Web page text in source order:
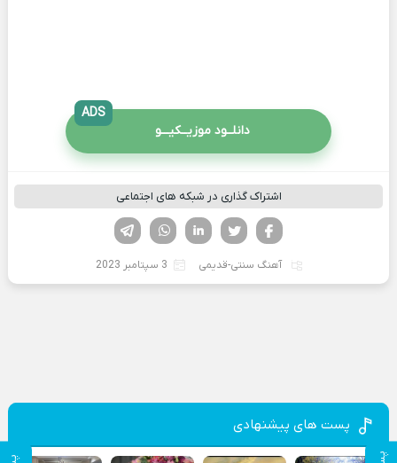
دانلــود موزیــکیـــو
ADS
اشتراک گذاری در شبکه های اجتماعی
لینکدین تویتر
فیسوک
آهنگ سنتی-قدیمی 3 سپتامبر 2023
پست های پیشنهادی